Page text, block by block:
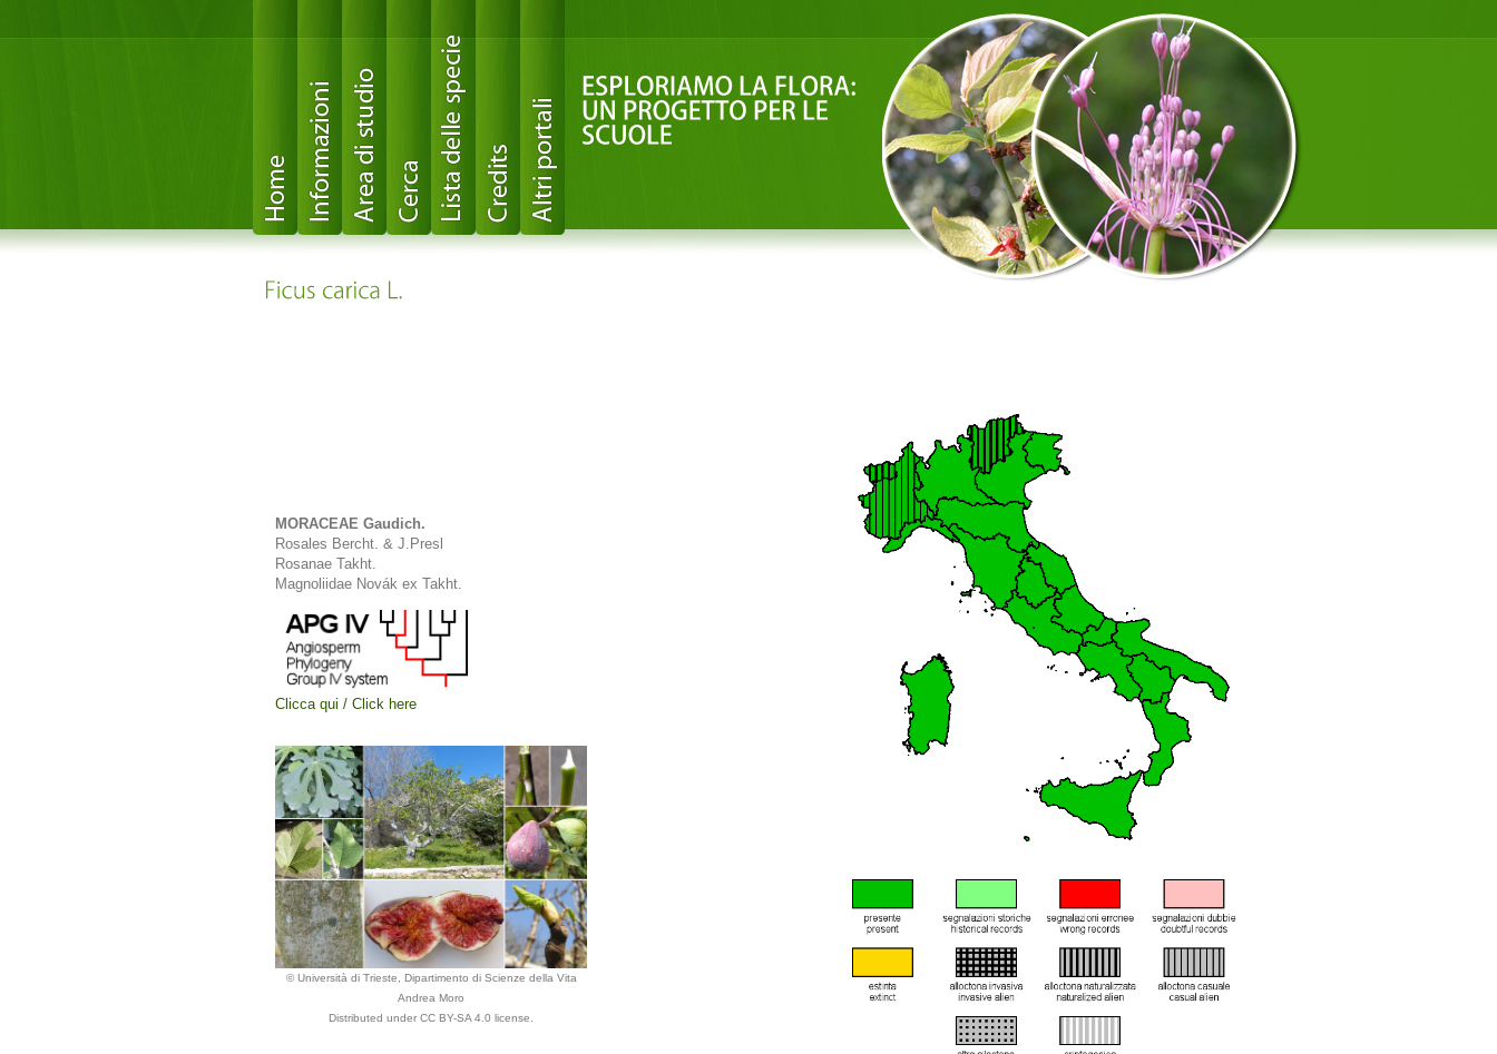
MORACEAE Gaudich.
Rosales Bercht. & J.Presl
Rosanae Takht.
Magnoliidae Novák ex Takht.
Clicca qui / Click here
© Università di Trieste, Dipartimento di Scienze della Vita
Andrea Moro
Distributed under CC BY-SA 4.0 license.